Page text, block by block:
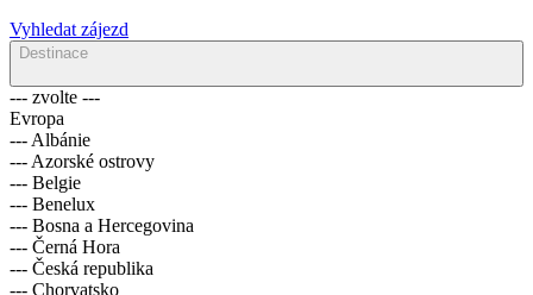
Vyhledat zájezd
Destinace
--- zvolte ---
Evropa
--- Albánie
--- Azorské ostrovy
--- Belgie
--- Benelux
--- Bosna a Hercegovina
--- Černá Hora
--- Česká republika
--- Chorvatsko